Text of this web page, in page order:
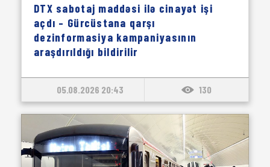
DTX sabotaj maddəsi ilə cinayət işi
açdı – Gürcüstana qarşı
dezinformasiya kampaniyasının
araşdırıldığı bildirilir
05.08.2026 20:43 130